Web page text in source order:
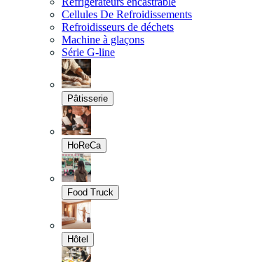
Cellules De Refroidissements
Refroidisseurs de déchets
Machine à glaçons
Série G-line
Pâtisserie
HoReCa
Food Truck
Hôtel